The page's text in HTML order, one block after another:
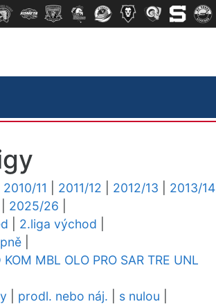
2010/11 2011/12 2012/13 2013/14
2025/26
2.liga východ
KOM MBL OLO PRO SAR TRE UNL
prodl. nebo náj. s nulou